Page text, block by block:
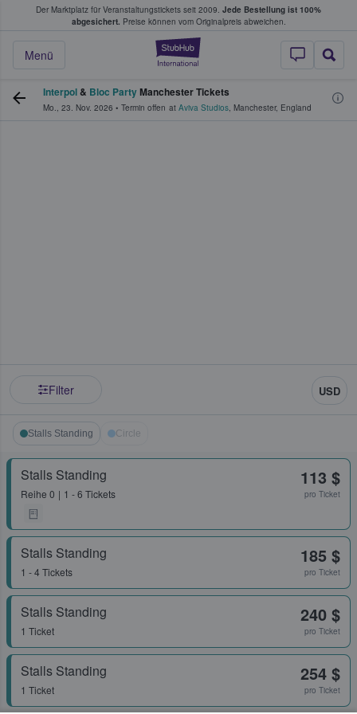
Der Marktplatz für Veranstaltungstickets seit 2009. Jede Bestellung ist 100%
abgesichert. Preise können vom Originalpreis abweichen.
StubHub - Wo
Menü
Tickets kaufen & verkaufen
Interpol& Bloc PartyManchester Tickets
Mo., 23. Nov. 2026 • Termin offen at Aviva Studios, Manchester, England
Filter USD
Stalls Standing Circle
Stalls Standing
Reihe 0 1 - 6 Tickets
113 $
pro Ticket
Stalls Standing
1 - 4 Tickets
185 $
pro Ticket
Stalls Standing
1 Ticket
240 $
pro Ticket
Stalls Standing
1 Ticket
254 $
pro Ticket